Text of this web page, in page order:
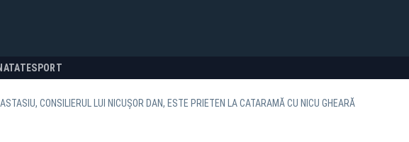
SPORT
CONSILIERUL LUI NICUȘOR DAN, ESTE PRIETEN LA CATARAMĂ CU NICU GHEARĂ